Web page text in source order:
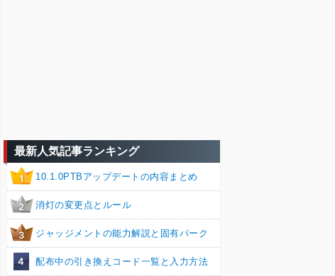
最新人気記事ランキング
1 10.1.0PTBアップデートの内容まとめ
2 消灯の変更点とルール
3 ジャッジメントの能力解説と固有パーク
4 配布中の引き換えコード一覧と入力方法